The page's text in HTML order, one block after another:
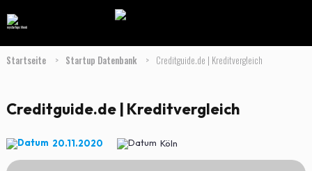
Startseite > Startup Datenbank > Creditguide.de | Kreditvergleich
Creditguide.de | Kreditvergleich
20.11.2020 Köln